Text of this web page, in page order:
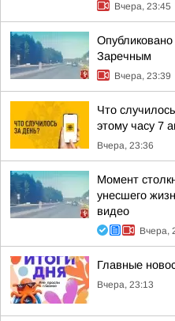
Вчера, 23:45
Заречным
Вчера, 23:39
Что
этому часу 7
Вчера, 23:36
Момент
унесшего
видео
Вчера,
Главные
Вчера, 23:13